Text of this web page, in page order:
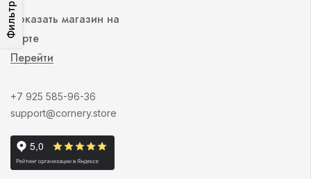
ФильтрПоказать магазин на
карте
Перейти
+7 925 585-96-36
support@cornery.store